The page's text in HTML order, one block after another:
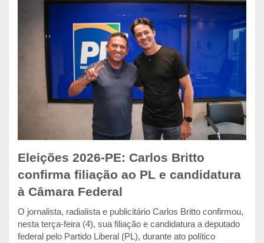
Eleições 2026-PE: Carlos Britto
confirma filiação ao PL e candidatura
à Câmara Federal
O jornalista, radialista e publicitário Carlos Britto confirmou,
nesta terça-feira (4), sua filiação e candidatura a deputado
federal pelo Partido Liberal (PL), durante ato político